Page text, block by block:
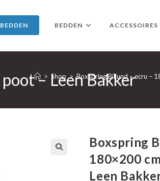
BEDDEN ACCESSOIRES
– Leen Bakker
> Shop > Boxspring Billund – ecru –
Boxspring
180×200
Leen